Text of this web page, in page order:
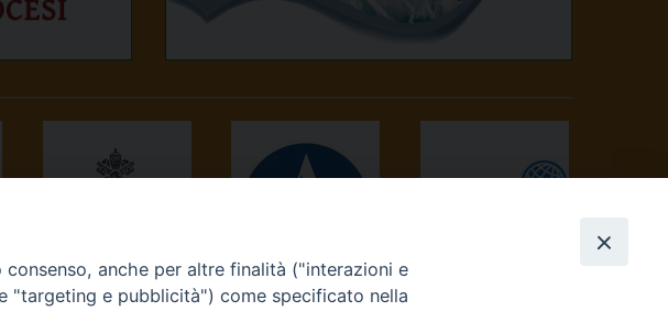
OSSERVATORE
ROMANO
AVVENIRE
anche per altre finalità ("interazioni e
"targeting e pubblicità") come specificato nella